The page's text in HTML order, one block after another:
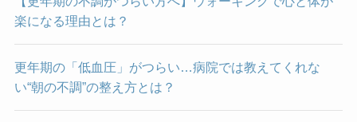
楽になる理由とは？
更年期の「低血圧」がつらい…病院では教えてくれな
い“朝の不調”の整え方とは？